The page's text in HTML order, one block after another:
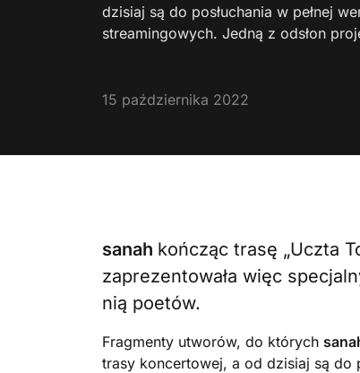
dzisiaj są do posłuchania w pełnej
streamingowych. Jedną z odsłon
15 października 2022
sanah kończąc trasę „Uczta
zaprezentowała więc
nią poetów.
Fragmenty utworów, do których
trasy koncertowej, a od dzisiaj są do